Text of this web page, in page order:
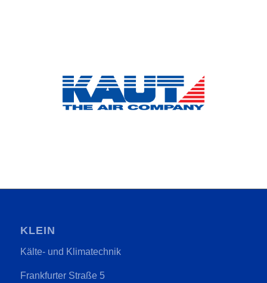
KLEIN
Kälte- und Klimatechnik
Frankfurter Straße 5